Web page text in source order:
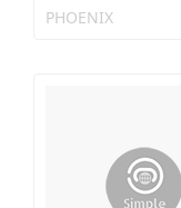
PHOENIX